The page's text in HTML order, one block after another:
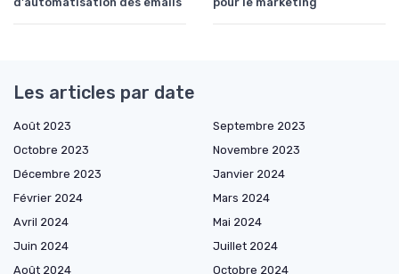
Les articles par date
Août 2023
Septembre 2023
Octobre 2023
Novembre 2023
Décembre 2023
Janvier 2024
Février 2024
Mars 2024
Avril 2024
Mai 2024
Juin 2024
Juillet 2024
Août 2024
Octobre 2024